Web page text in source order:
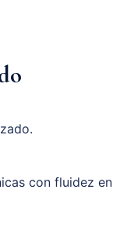
con fluidez en